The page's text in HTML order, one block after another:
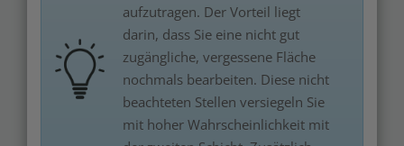
aufzutragen. Der Vorteil liegt
darin, dass Sie eine nicht gut
zugängliche, vergessene Fläche
nochmals bearbeiten. Diese nicht
beachteten Stellen versiegeln Sie
mit hoher Wahrscheinlichkeit mit